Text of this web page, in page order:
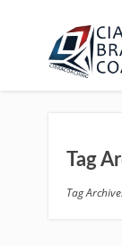
Tag
Tag